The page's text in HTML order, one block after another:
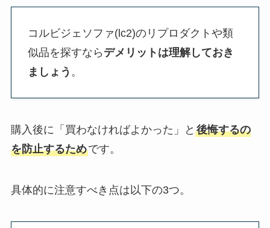
コルビジェソファ(lc2)のリプロダクトや類
似品を探すなら デメリットは理解しておき
ましょう 。
購入後に「買わなければよかった」と 後悔するの
を防止するためです。
具体的に注意すべき点は以下の3つ。